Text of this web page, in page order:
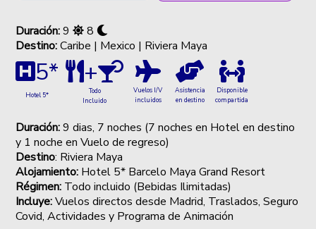
Duración:9
8
Destino:Caribe | Mexico | Riviera Maya
5*
Hotel 5*
+
Todo
Incluido
Vuelos I/V
incluidos
Asistencia
en destino
Disponible
compartida
Duración:9 dias, 7 noches (7 noches en Hotel en destino
y 1 noche en Vuelo de regreso)
Destino: Riviera Maya
Alojamiento: Hotel 5* Barcelo Maya Grand Resort
Régimen: Todo incluido (Bebidas Ilimitadas)
Incluye:Vuelos directos desde Madrid, Traslados, Seguro
Covid, Actividades y Programa de Animación